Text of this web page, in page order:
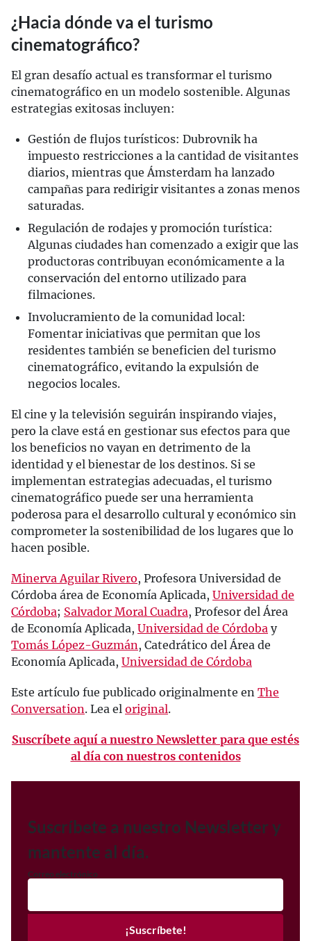
¿Hacia dónde va el turismo
cinematográfico?
El gran desafío actual es transformar el turismo
cinematográfico en un modelo sostenible. Algunas
estrategias exitosas incluyen:
Gestión de flujos turísticos: Dubrovnik ha
impuesto restricciones a la cantidad de visitantes
diarios, mientras que Ámsterdam ha lanzado
campañas para redirigir visitantes a zonas menos
saturadas.
Regulación de rodajes y promoción turística:
Algunas ciudades han comenzado a exigir que las
productoras contribuyan económicamente a la
conservación del entorno utilizado para
filmaciones.
Involucramiento de la comunidad local:
Fomentar iniciativas que permitan que los
residentes también se beneficien del turismo
cinematográfico, evitando la expulsión de
negocios locales.
El cine y la televisión seguirán inspirando viajes,
pero la clave está en gestionar sus efectos para que
los beneficios no vayan en detrimento de la
identidad y el bienestar de los destinos. Si se
implementan estrategias adecuadas, el turismo
cinematográfico puede ser una herramienta
poderosa para el desarrollo cultural y económico sin
comprometer la sostenibilidad de los lugares que lo
hacen posible.
Minerva Aguilar Rivero, Profesora Universidad de
Córdoba área de Economía Aplicada, Universidad de
Córdoba; Salvador Moral Cuadra, Profesor del Área
de Economía Aplicada, Universidad de Córdoba y
Tomás López-Guzmán , Catedrático del Área de
Economía Aplicada, Universidad de Córdoba
Este artículo fue publicado originalmente en The
Conversation. Lea el original.
Suscríbete aquí a nuestro Newsletter para que estés
al día con nuestros contenidos
Suscríbete a nuestro Newsletter y
mantente al día.
Correo electrónico
¡Suscríbete!